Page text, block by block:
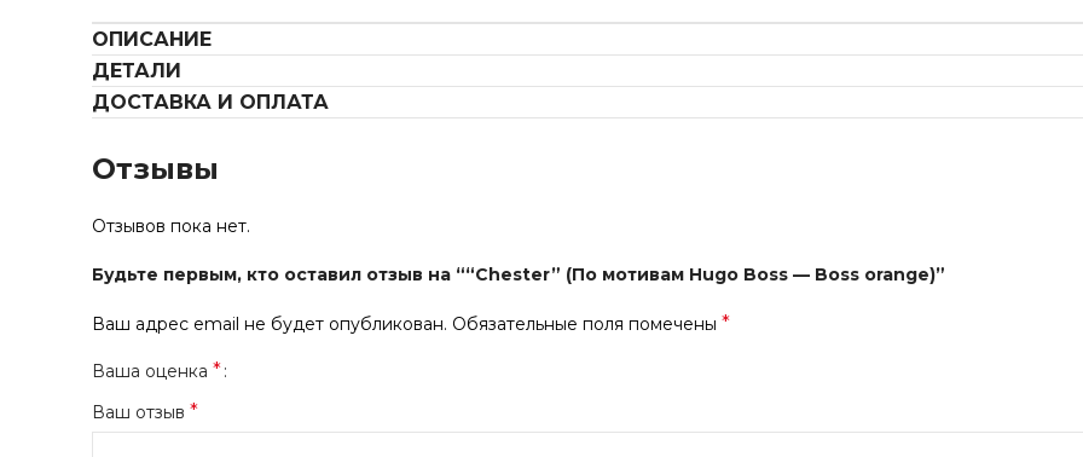
ОПИСАНИЕ
ДЕТАЛИ
ДОСТАВКА И ОПЛАТА
Отзывы
Отзывов пока нет.
Будьте первым, кто оставил отзыв на ““Chester” (По мотивам Hugo Boss — Boss orange)”
Ваш адрес email не будет опубликован. Обязательные поля помечены *
Ваша оценка *
Ваш отзыв *